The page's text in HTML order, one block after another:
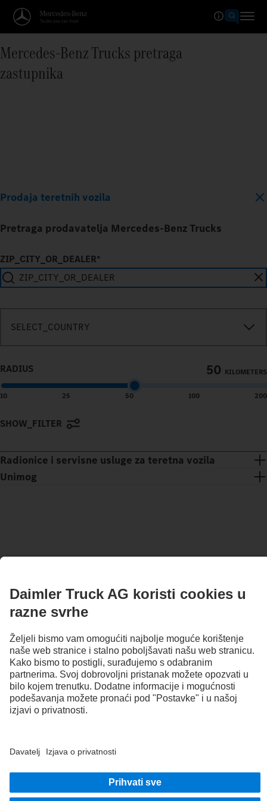
Mercedes‑Benz Trucks pretraga
zastupnika
Prodaja teretnih vozila
Pretraga prodavatelja Mercedes‑Benz Trucks
ZIP_CITY_OR_DEALER*
SELECT_COUNTRY
RADIUS 50 KILOMETERS
10 25 50 100 200
SHOW_FILTER
Radionice i servisne usluge za teretna vozila
Unimog
OSTANI U KONTAKTU.
Otkrij Mercedes-Benz Trucks na našim digitalnim kanalima.
Izjava o privatnosti
Opći uvjeti korištenja
EU Data Act